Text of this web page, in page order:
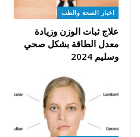
اخبار الصحة والطب
علاج ثبات الوزن وزيادة
معدل الطاقة بشكل صحي
وسليم 2024